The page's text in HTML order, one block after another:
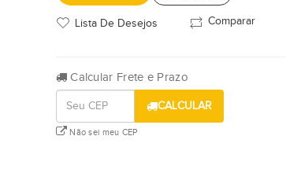
Lista De Desejos Comparar
Calcular Frete e Prazo
CALCULAR
Não sei meu CEP